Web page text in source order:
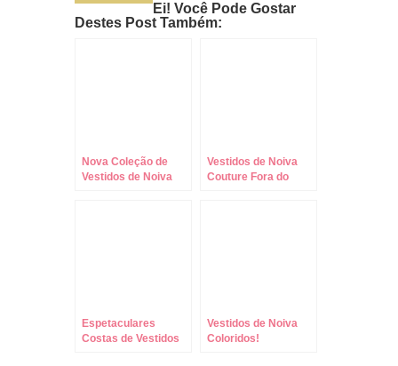
Ei! Você Pode Gostar
Destes Post Também:
Nova Coleção de
Vestidos de Noiva
Vestidos de Noiva
Couture Fora do
Espetaculares
Costas de Vestidos
Vestidos de Noiva
Coloridos!